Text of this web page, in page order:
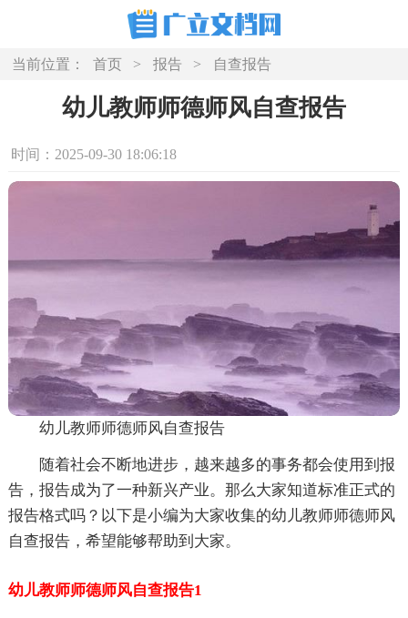
当前位置： 首页 > 报告 > 自查报告
幼儿教师师德师风自查报告
时间：2025-09-30 18:06:18
幼儿教师师德师风自查报告
随着社会不断地进步，越来越多的事务都会使用到报
告，报告成为了一种新兴产业。那么大家知道标准正式的
报告格式吗？以下是小编为大家收集的幼儿教师师德师风
自查报告，希望能够帮助到大家。
幼儿教师师德师风自查报告1